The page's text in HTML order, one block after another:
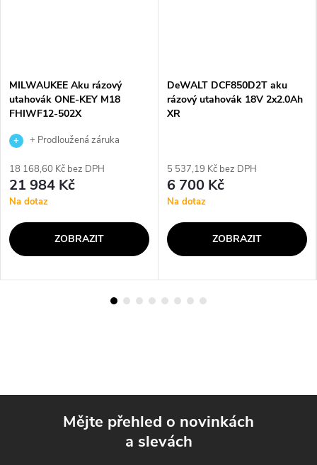
MILWAUKEE Aku rázový
utahovák ONE-KEY M18
FHIWF12-502X
+ Prodloužená záruka
18 168,60 Kč bez DPH
21 984 Kč
Na dotaz
ZOBRAZIT
DeWALT DCF850D2T aku
rázový utahovák 18V 2x2.0Ah
XR
5 537,19 Kč bez DPH
6 700 Kč
Na dotaz
ZOBRAZIT
Mějte přehled o novinkách
a slevách